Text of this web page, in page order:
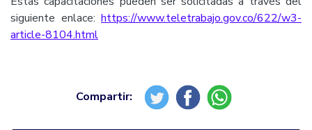
siguiente enlace: https://www.teletrabajo.gov.co/622/w3-
article-8104.html